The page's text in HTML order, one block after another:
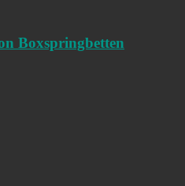
Boxspringbetten